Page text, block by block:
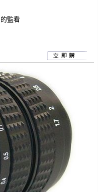
的監看